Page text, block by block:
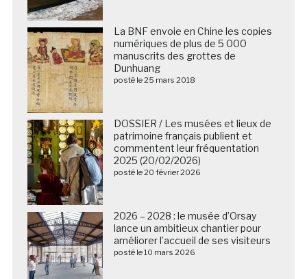
La BNF envoie en Chine les copies
numériques de plus de 5 000
manuscrits des grottes de
Dunhuang
posté le 25 mars 2018
DOSSIER / Les musées et lieux de
patrimoine français publient et
commentent leur fréquentation
2025 (20/02/2026)
posté le 20 février 2026
2026 – 2028 : le musée d’Orsay
lance un ambitieux chantier pour
améliorer l’accueil de ses visiteurs
posté le 10 mars 2026